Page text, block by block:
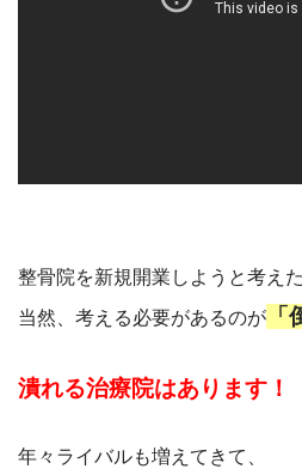
整骨院を新規開業しようと考え
当然、考える必要があるのが
潰れる治療院はあります！
年々ライバルも増えてきて、